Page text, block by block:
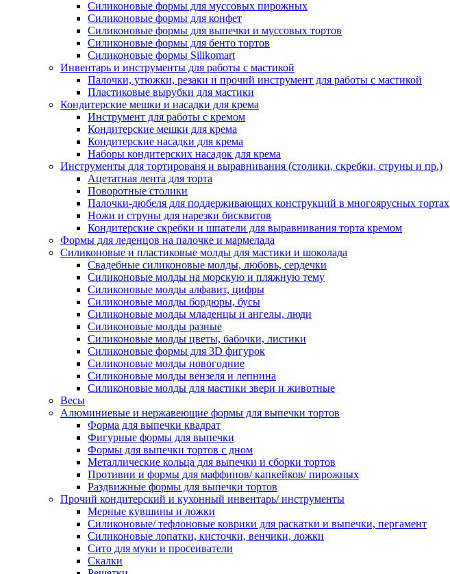
Силиконовые формы для муссовых пирожных
Силиконовые формы для конфет
Силиконовые формы для выпечки и муссовых тортов
Силиконовые формы для бенто тортов
Силиконовые формы Silikomart
Инвентарь и инструменты для работы с мастикой
Палочки, утюжки, резаки и прочий инструмент для работы с мастикой
Пластиковые вырубки для мастики
Кондитерские мешки и насадки для крема
Инструмент для работы с кремом
Кондитерские мешки для крема
Кондитерские насадки для крема
Наборы кондитерских насадок для крема
Инструменты для тортированя и выравнивания (столики, скребки, струны и пр.)
Ацетатная лента для торта
Поворотные столики
Палочки-дюбеля для поддерживающих конструкций в многоярусных тортах
Ножи и струны для нарезки бисквитов
Кондитерские скребки и шпатели для выравнивания торта кремом
Формы для леденцов на палочке и мармелада
Силиконовые и пластиковые молды для мастики и шоколада
Свадебные силиконовые молды, любовь, сердечки
Силиконовые молды на морскую и пляжную тему
Силиконовые молды алфавит, цифры
Силиконовые молды бордюры, бусы
Силиконовые молды младенцы и ангелы, люди
Силиконовые молды разные
Силиконовые молды цветы, бабочки, листики
Силиконовые формы для 3D фигурок
Силиконовые молды новогодние
Силиконовые молды вензеля и лепнина
Силиконовые молды для мастики звери и животные
Весы
Алюминиевые и нержавеющие формы для выпечки тортов
Форма для выпечки квадрат
Фигурные формы для выпечки
Формы для выпечки тортов с дном
Металлические кольца для выпечки и сборки тортов
Противни и формы для маффинов/ капкейков/ пирожных
Раздвижные формы для выпечки тортов
Прочий кондитерский и кухонный инвентарь/ инструменты
Мерные кувшины и ложки
Силиконовые/ тефлоновые коврики для раскатки и выпечки, пергамент
Силиконовые лопатки, кисточки, венчики, ложки
Сито для муки и просеиватели
Скалки